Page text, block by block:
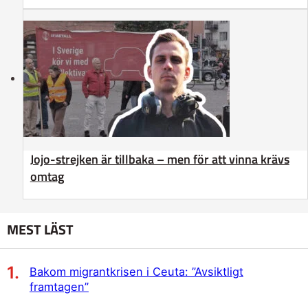
Jojo-strejken är tillbaka – men för att vinna krävs
omtag
MEST LÄST
Bakom migrantkrisen i Ceuta: ”Avsiktligt
framtagen”